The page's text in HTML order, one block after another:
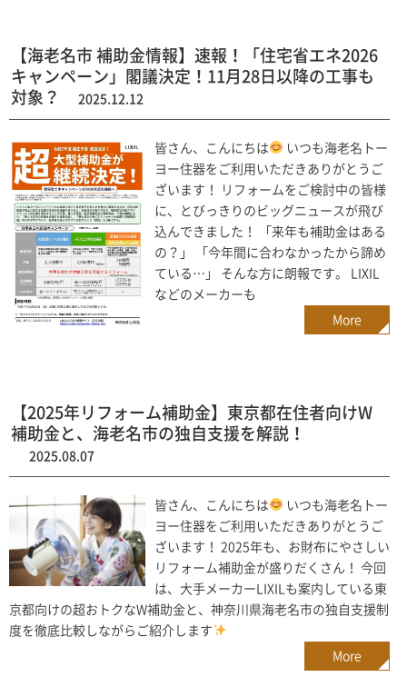
【海老名市 補助金情報】速報！「住宅省エネ2026
キャンペーン」閣議決定！11月28日以降の工事も
対象？
2025.12.12
皆さん、こんにちは
いつも海老名トー
ヨー住器をご利用いただきありがとうご
ざいます！ リフォームをご検討中の皆様
に、とびっきりのビッグニュースが飛び
込んできました！ 「来年も補助金はある
の？」 「今年間に合わなかったから諦め
ている…」 そんな方に朗報です。 LIXIL
などのメーカーも
More
【2025年リフォーム補助金】東京都在住者向けW
補助金と、海老名市の独自支援を解説！
2025.08.07
皆さん、こんにちは
いつも海老名トー
ヨー住器をご利用いただきありがとうご
ざいます！ 2025年も、お財布にやさしい
リフォーム補助金が盛りだくさん！ 今回
は、大手メーカーLIXILも案内している東
京都向けの超おトクなW補助金と、神奈川県海老名市の独自支援制
度を徹底比較しながらご紹介します
More